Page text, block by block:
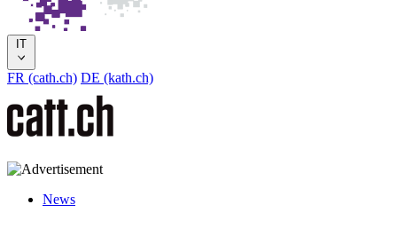
IT
FR (cath.ch) DE (kath.ch)
News